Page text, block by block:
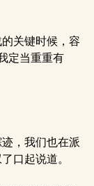
关键时候，容
定当重重有
，我们也在派
口起说道。